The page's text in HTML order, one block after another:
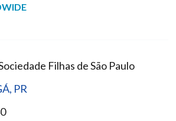
Filhas de São Paulo
PR